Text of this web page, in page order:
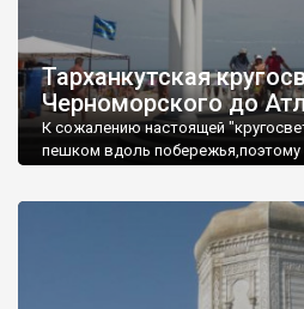
Тарханкутская
Черноморского до
К сожалению настоящей
пешком вдоль